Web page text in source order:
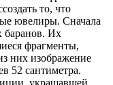
то, что
ювелиры. Сначала
баранов. Их
фрагменты,
них изображение
52 сантиметра.
украшавшей